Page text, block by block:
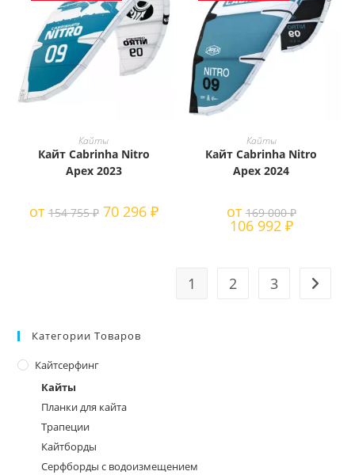
ВЫБЕРИТЕ ПАРАМЕТРЫ
товар
имеет
несколько
вариаций.
Опции
на
Кайты
Кайт Cabrinha Nitro
Apex 2023
от 154 755₽ 70 296 ₽
ВЫБЕРИТЕ ПАРАМЕТРЫ
товар
имеет
несколько
вариаций.
Опции
на
странице
товара.
Кайты
Кайт Cabrinha Nitro
Apex 2024
от 169 000₽
106 992 ₽
1 2 3
Категории Товаров
Кайтсерфинг
Кайты
Планки для кайта
Трапеции
Кайтборды
Серфборды с водоизмещением